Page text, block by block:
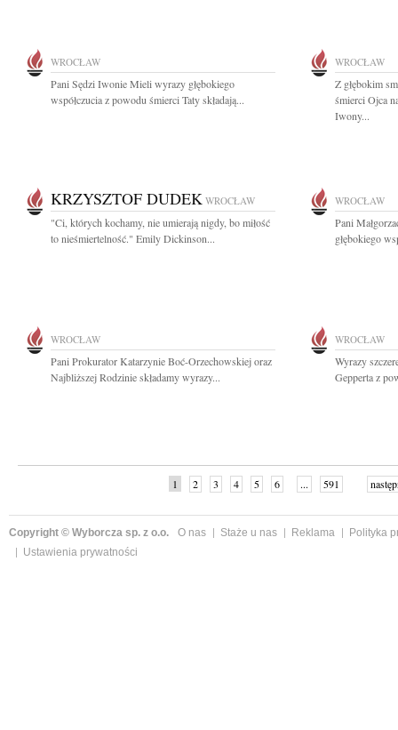
WROCŁAW
Pani Sędzi Iwonie Mieli wyrazy głębokiego
współczucia z powodu śmierci Taty składają...
WROCŁAW
Z głębokim
śmierci Ojca
Iwony...
KRZYSZTOF DUDEK WROCŁAW
"Ci, których kochamy, nie umierają nigdy, bo miłość
to nieśmiertelność." Emily Dickinson...
WROCŁAW
Pani
głębokiego
WROCŁAW
Pani Prokurator Katarzynie Boć-Orzechowskiej oraz
Najbliższej Rodzinie składamy wyrazy...
WROCŁAW
Wyrazy
Gepperta z
1 2 3 4 5 6 ... 591
Copyright © Wyborcza sp. z o.o. O nas Staże u nas Reklama
Polityka
Ustawienia prywatności